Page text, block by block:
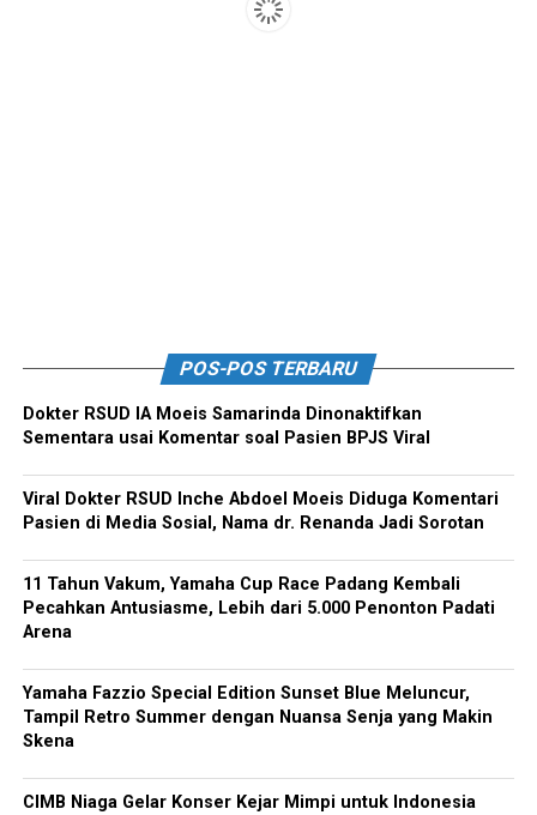
POS-POS TERBARU
Dokter RSUD IA Moeis Samarinda Dinonaktifkan
Sementara usai Komentar soal Pasien BPJS Viral
Viral Dokter RSUD Inche Abdoel Moeis Diduga Komentari
Pasien di Media Sosial, Nama dr. Renanda Jadi Sorotan
11 Tahun Vakum, Yamaha Cup Race Padang Kembali
Pecahkan Antusiasme, Lebih dari 5.000 Penonton Padati
Arena
Yamaha Fazzio Special Edition Sunset Blue Meluncur,
Tampil Retro Summer dengan Nuansa Senja yang Makin
Skena
CIMB Niaga Gelar Konser Kejar Mimpi untuk Indonesia